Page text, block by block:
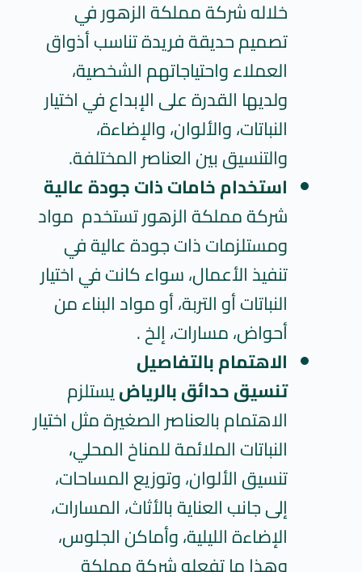
خلاله شركة مملكة الزهور في
تصميم حديقة فريدة تناسب أذواق
العملاء واحتياجاتهم الشخصية،
ولديها القدرة على الإبداع في اختيار
النباتات، والألوان، والإضاءة،
والتنسيق بين العناصر المختلفة.
استخدام خامات ذات جودة عالية
شركة مملكة الزهور تستخدم مواد
ومستلزمات ذات جودة عالية في
تنفيذ الأعمال، سواء كانت في اختيار
النباتات أو التربة، أو مواد البناء من
أحواض، مسارات، إلخ .
الاهتمام بالتفاصيل
تنسيق حدائق بالرياضيستلزم
الاهتمام بالعناصر الصغيرة مثل اختيار
النباتات الملائمة للمناخ المحلي،
تنسيق الألوان، وتوزيع المساحات،
إلى جانب العناية بالأثاث، المسارات،
الإضاءة الليلية، وأماكن الجلوس،